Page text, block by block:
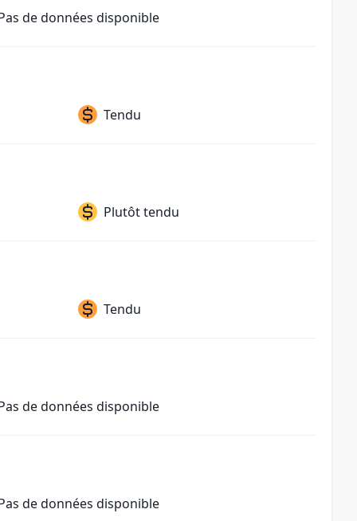
de données disponible
Tendu
Plutôt tendu
Tendu
de données disponible
de données disponible